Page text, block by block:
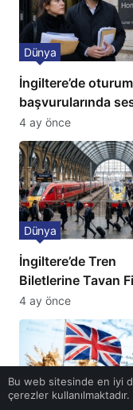
İngiltere’de oturum
başvurularında
kriz: Büyükelçilikten
açıklama!
Dünya
4 ay önce
İngiltere’de Tren
Biletlerine Tavan
Ulaşımda Yeni
Düzenleme
Dünya
4 ay önce
Bu web sitesinde en iyi
çerezler kullanılmaktadır.